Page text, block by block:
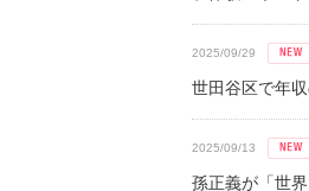
2025/09/29
世田谷区で年
2025/09/13
孫正義が「世